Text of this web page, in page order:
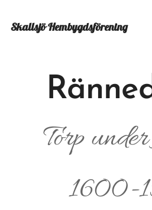
SkallsjöHembygdsförening
Torp
1600-